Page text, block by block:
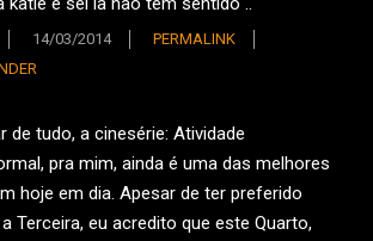
14/03/2014
PERMALINK
de tudo, a cinesérie: Atividade
pra mim, ainda é uma das melhores
hoje em dia. Apesar de ter preferido
Terceira, eu acredito que este Quarto,